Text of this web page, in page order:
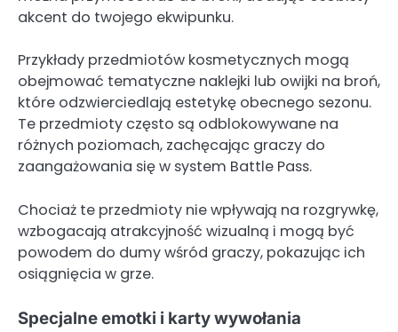
akcent do twojego ekwipunku.
Przykłady przedmiotów kosmetycznych mogą
obejmować tematyczne naklejki lub owijki na broń,
które odzwierciedlają estetykę obecnego sezonu.
Te przedmioty często są odblokowywane na
różnych poziomach, zachęcając graczy do
zaangażowania się w system Battle Pass.
Chociaż te przedmioty nie wpływają na rozgrywkę,
wzbogacają atrakcyjność wizualną i mogą być
powodem do dumy wśród graczy, pokazując ich
osiągnięcia w grze.
Specjalne emotki i karty wywołania